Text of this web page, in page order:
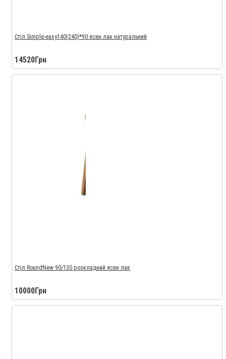
Стіл Simple-easy140(240)*90 ясен лак натуральний
14520Грн
Стіл RoundNew 90/130 розкладний ясен лак
10000Грн